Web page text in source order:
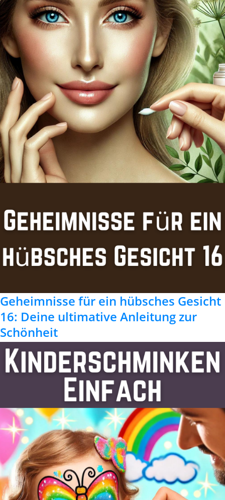
Geheimnisse für ein hübsches Gesicht
16: Deine ultimative Anleitung zur
Schönheit